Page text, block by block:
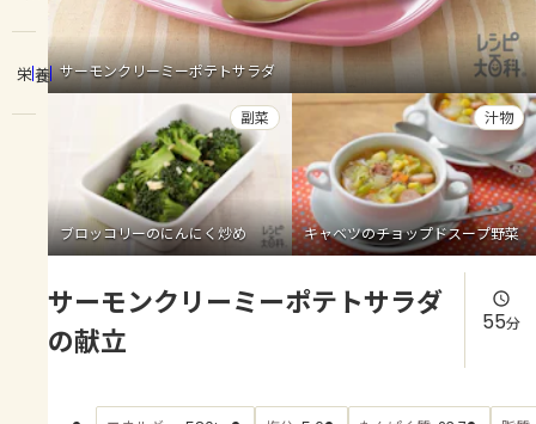
レシピ
トーク
よくあるお問い合わせ
お買い物
AJINOMOTO PARK とは
栄養 サーモンクリーミーポテトサラダ
ブロッコリーのにんにく炒め
副菜
キャベツのチョップドスープ野菜
汁物
サーモンクリーミーポテトサラダ
の献立
55分